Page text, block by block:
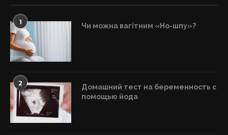
1 Чи можна вагітним «Но-шпу»?
2
Домашний тест на беременность с
помощью йода